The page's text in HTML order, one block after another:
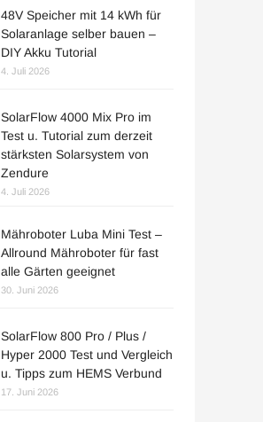
48V Speicher mit 14 kWh für
Solaranlage selber bauen –
DIY Akku Tutorial
4. Juli 2026
SolarFlow 4000 Mix Pro im
Test u. Tutorial zum derzeit
stärksten Solarsystem von
Zendure
4. Juli 2026
Mähroboter Luba Mini Test –
Allround Mähroboter für fast
alle Gärten geeignet
30. Juni 2026
SolarFlow 800 Pro / Plus /
Hyper 2000 Test und Vergleich
u. Tipps zum HEMS Verbund
17. Juni 2026